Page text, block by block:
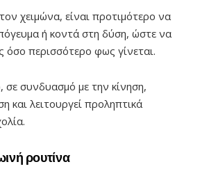
χειμώνα, είναι προτιμότερο να
ή κοντά στη δύση, ώστε να
όσο περισσότερο φως γίνεται.
σε συνδυασμό με την κίνηση,
και λειτουργεί προληπτικά
ρουτίνα